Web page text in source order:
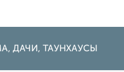
ДАЧИ, ТАУНХАУСЫ